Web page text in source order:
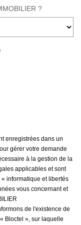
?
enregistrées dans un
gérer votre demande
à la gestion de la
applicables et sont
informatique et libertés
vous concernant et
de l'existence de
Bloctel », sur laquelle